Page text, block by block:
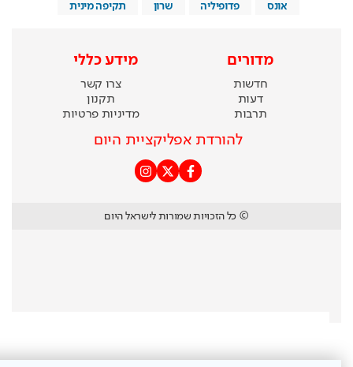
אונס פדופיליה שרון תקיפה מינית
מדורים
חדשות
דעות
תרבות
מידע כללי
צרו קשר
תקנון
מדיניות פרטיות
להורדת אפליקציית היום
© כל הזכויות שמורות לישראל היום